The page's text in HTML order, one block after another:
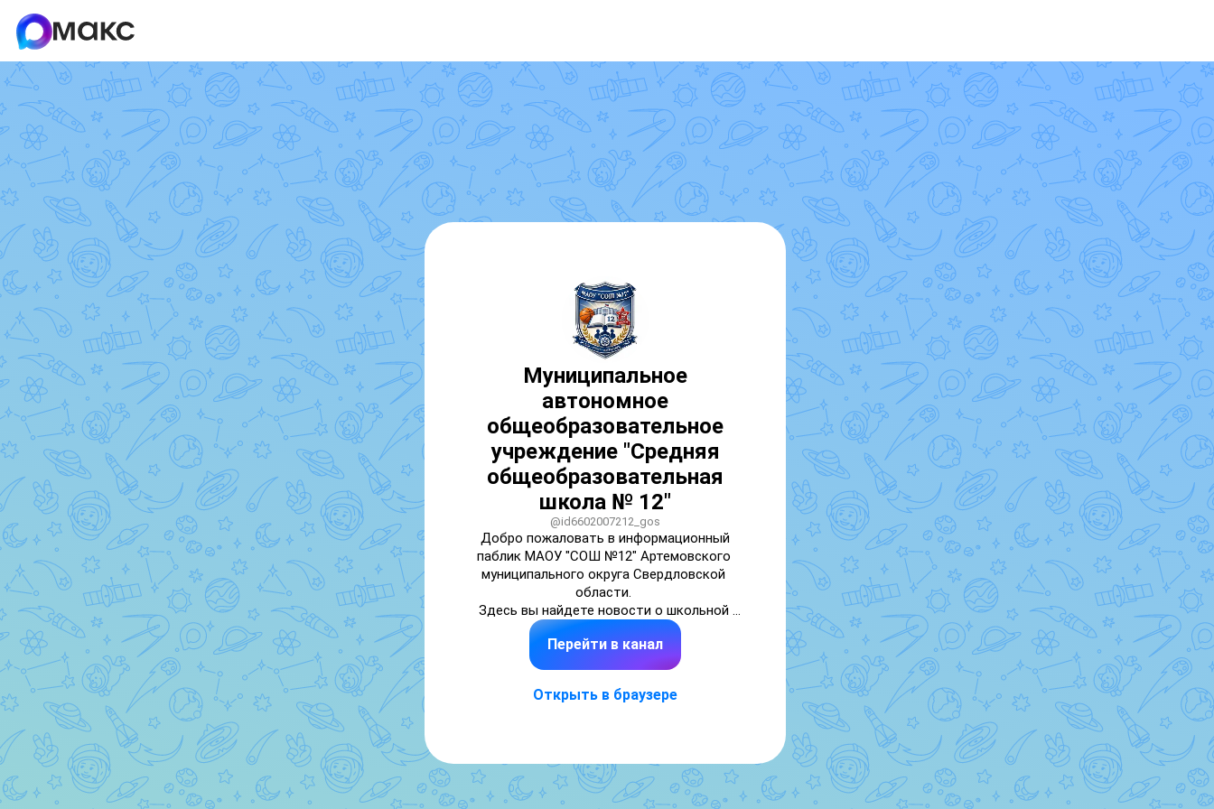
Муниципальное
автономное
общеобразовательное
учреждение "Средняя
общеобразовательная
школа № 12"
@id6602007212_gos
Добро пожаловать в информационный
паблик МАОУ "СОШ №12" Артемовского
муниципального округа Свердловской
области.
Здесь вы найдете новости о школьной
жизни, о мероприятиях, которые
проводились и планируют проводится.
Перейти в канал
Открыть в браузере